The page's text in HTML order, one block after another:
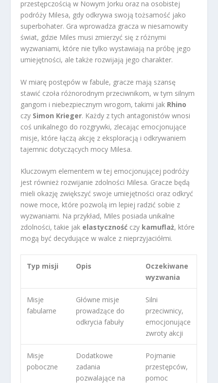
przestępczością w Nowym Jorku oraz na osobistej
podróży Milesa, gdy odkrywa swoją tożsamość jako
superbohater. Gra wprowadza gracza w niesamowity
świat, gdzie Miles musi zmierzyć się z różnymi
wyzwaniami, które nie tylko wystawiają na próbę jego
umiejętności, ale także rozwijają jego charakter.
W miarę postępów w fabule, gracze mają szansę
stawić czoła różnorodnym przeciwnikom, w tym silnym
gangom i niebezpiecznym wrogom, takimi jak Rhino
czy Simon Krieger. Każdy z tych antagonistów wnosi
coś unikalnego do rozgrywki, zlecając emocjonujące
misje, które łączą akcję z eksploracją i odkrywaniem
tajemnic dotyczących mocy Milesa.
Kluczowym elementem w tej emocjonującej podróży
jest również rozwijanie zdolności Milesa. Gracze będą
mieli okazję zwiększyć swoje umiejętności oraz odkryć
nowe moce, które pozwolą im lepiej radzić sobie z
wyzwaniami. Na przykład, Miles posiada unikalne
zdolności, takie jak elastyczność czy kamuflaż, które
mogą być decydujące w walce z nieprzyjaciółmi.
Typ misji Opis
Oczekiwane
wyzwania
Misje
fabularne
Główne misje
prowadzące do
odkrycia fabuły
Silni
przeciwnicy,
emocjonujące
zwroty akcji
Misje
poboczne
Dodatkowe
zadania
pozwalające na
Pojmanie
przestępców,
pomoc